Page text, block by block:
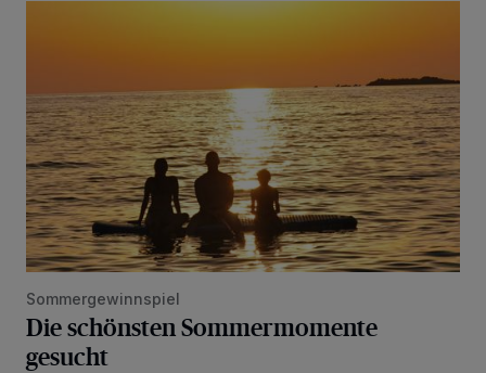
Die schönsten Sommermomente gesucht
Sommergewinnspiel
Die schönsten Sommermomente
gesucht